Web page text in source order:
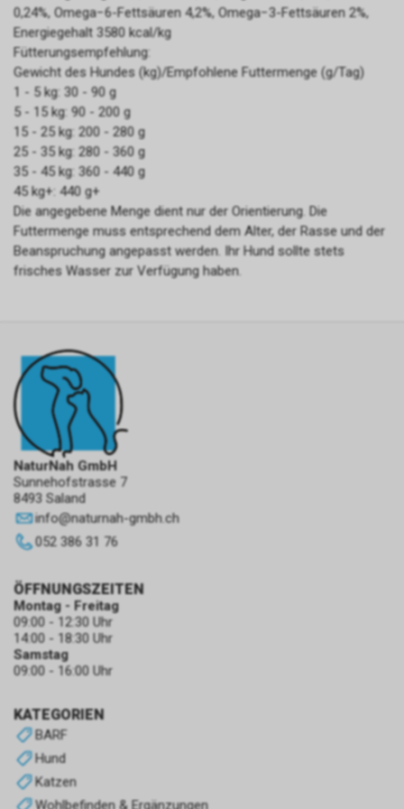
0,24%, Omega−6-Fettsäuren 4,2%, Omega−3-Fettsäuren 2%,
Energiegehalt 3580 kcal/kg
Fütterungsempfehlung:
Gewicht des Hundes (kg)/Empfohlene Futtermenge (g/Tag)
1 - 5 kg: 30 - 90 g
5 - 15 kg: 90 - 200 g
15 - 25 kg: 200 - 280 g
25 - 35 kg: 280 - 360 g
35 - 45 kg: 360 - 440 g
45 kg+: 440 g+
Die angegebene Menge dient nur der Orientierung. Die
Futtermenge muss entsprechend dem Alter, der Rasse und der
Beanspruchung angepasst werden. Ihr Hund sollte stets
frisches Wasser zur Verfügung haben.
NaturNah GmbH
Sunnehofstrasse 7
8493 Saland
info@naturnah-gmbh.ch
052 386 31 76
KATEGORIEN
BARF
Hund
Katzen
Wohlbefinden & Ergänzungen
ÖFFNUNGSZEITEN
Montag - Freitag
09:00 - 12:30 Uhr
14:00 - 18:30 Uhr
Samstag
09:00 - 16:00 Uhr